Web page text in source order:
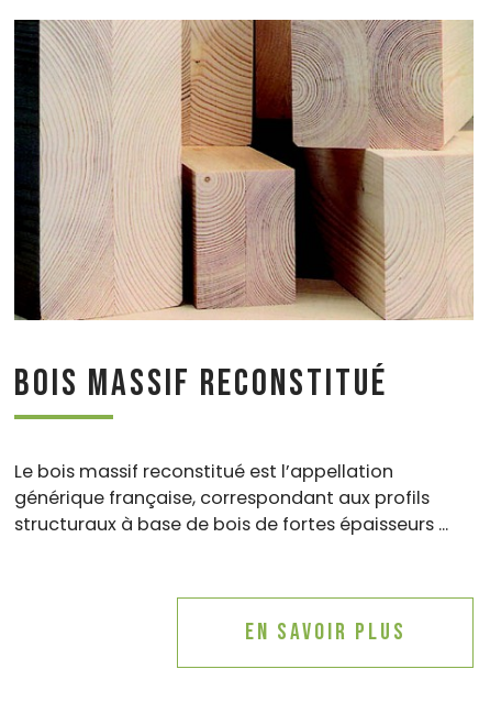
Bois massif reconstitué
Le bois massif reconstitué est l’appellation
générique française, correspondant aux profils
structuraux à base de bois de fortes épaisseurs ...
En savoir plus